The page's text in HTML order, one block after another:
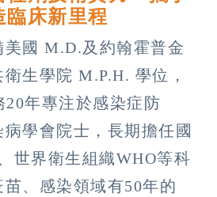
臨床新里程
國 M.D.及約翰霍普金
生學院 M.P.H. 學位，
20年專注於感染症防
學會院士，長期擔任國
世界衛生組織WHO等科
、感染領域有50年的